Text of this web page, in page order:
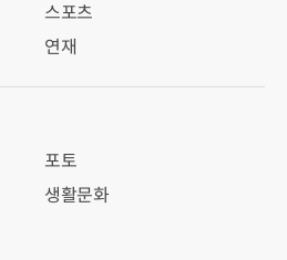
스포츠
연재
포토
생활문화